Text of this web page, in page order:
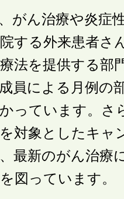
がん治療や炎症
する外来患者さ
法を提供する部
員による月例の
っています。さ
対象としたキャ
最新のがん治療
図っています。